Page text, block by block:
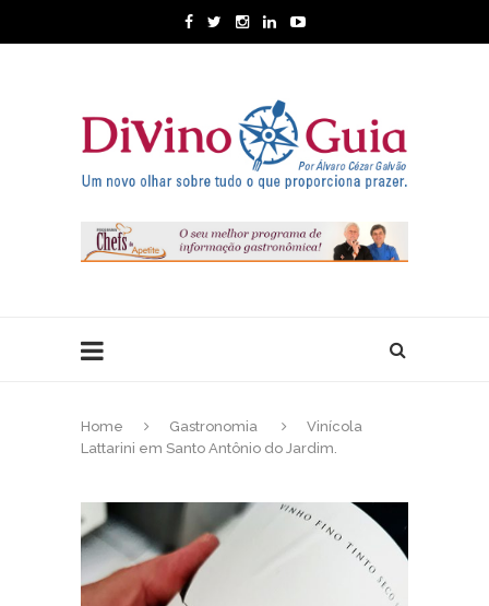
Home Gastronomia
Vinícola
Lattarini em Santo Antônio do Jardim.